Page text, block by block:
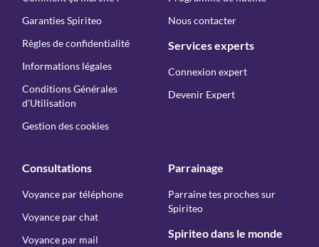
Garanties Spiriteo
Règles de confidentialité
Informations légales
Conditions Générales
d'Utilisation
Gestion des cookies
Nous contacter
Services experts
Connexion expert
Devenir Expert
Consultations
Voyance par téléphone
Voyance par chat
Voyance par mail
Parrainage
Parraine tes proches sur
Spiriteo
Spiriteo dans le monde